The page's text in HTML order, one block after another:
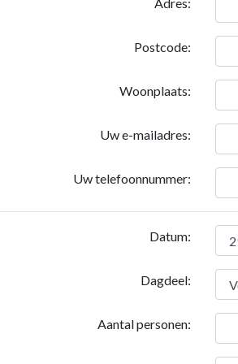
Postcode:
Woonplaats:
Uw e-mailadres:
Uw telefoonnummer:
Datum:
Dagdeel:
Aantal personen: